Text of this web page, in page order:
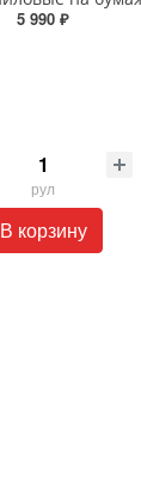
5 990 ₽
рул
В корзину